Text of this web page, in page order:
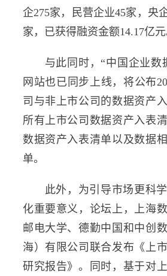
企275家，民营企业45家，央
家，已获得融资金额14.17亿元
与此同时，“中国企业数
网站也已同步上线，将公布
司与非上市公司的数据资产
所有上市公司数据资产入表
数据资产入表清单以及数据
单。
此外，为引导市场更科学
化重要意义，论坛上，上海
邮电大学、德勤中国和中创
海）有限公司联合发布《上
研究报告》。同时，基于对